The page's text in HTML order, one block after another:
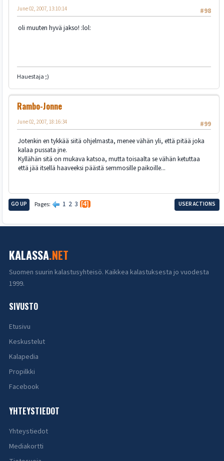
#98
June 02, 2007, 13:10:14
oli muuten hyvä jakso! :lol:
Hauestaja ;)
Rambo-Jonne
#99
June 02, 2007, 18:16:34
Jotenkin en tykkää siitä ohjelmasta, menee vähän yli, että pitää joka
kalaa pussata jne.
Kyllähän sitä on mukava katsoa, mutta toisaalta se vähän ketuttaa
että jää itsellä haaveeksi päästä semmosille paikoille...
GO UP Pages 1 2 3 4 USER ACTIONS
KALASSA.NET
Suomen suurin kalastusyhteisö. Kaikkea kalastuksesta jo vuodesta
1999.
SIVUSTO
Etusivu
Keskustelut
Kalapedia
Propilkki
Facebook
YHTEYSTIEDOT
Yhteystiedot
Mediakortti